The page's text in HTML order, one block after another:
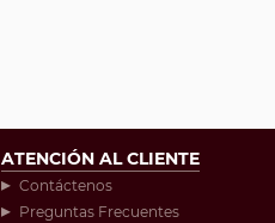
ATENCIÓN AL CLIENTE
Contáctenos
Preguntas Frecuentes